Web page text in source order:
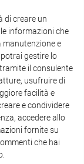
di creare un
informazioni che
manutenzione e
gestire lo
il consulente
usufruire di
facilità e
e condividere
accedere allo
fornite su
che hai